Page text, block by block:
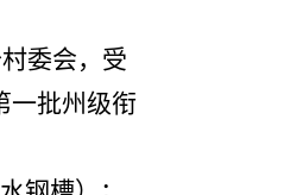
委会，受
一批州级衔